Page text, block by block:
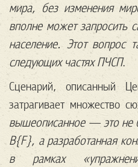
мира, без изменения
вполне может запросить
население. Этот вопрос
следующих частях ПЧСП.
Сценарий, описанный
затрагивает множество
вышеописанное — это не
B{F}, а разработанная
в рамках